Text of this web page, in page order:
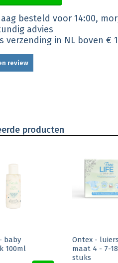
besteld voor 14:00,
advies
verzending in NL boven €
review
producten
baby
100ml
Ontex -
maat 4 - 7-
stuks